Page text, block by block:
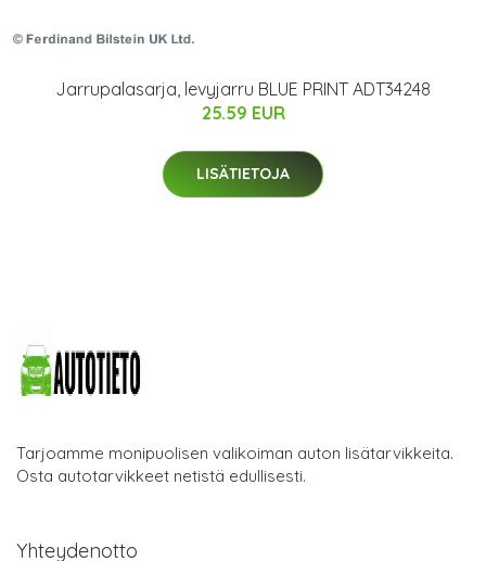
Jarrupalasarja, levyjarru BLUE PRINT ADT34248
25.59 EUR
LISÄTIETOJA
Tarjoamme monipuolisen valikoiman auton lisätarvikkeita.
Osta autotarvikkeet netistä edullisesti.
Yhteydenotto